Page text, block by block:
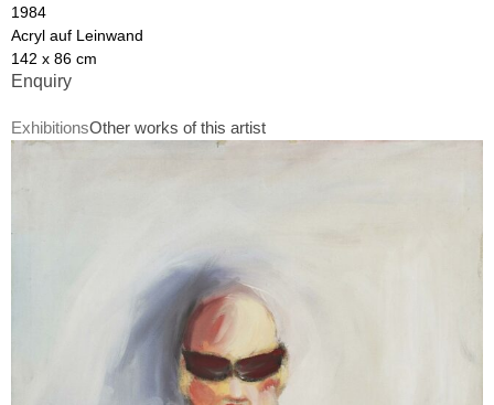
1984
Acryl auf Leinwand
142 x 86 cm
Enquiry
ExhibitionsOther works of this artist